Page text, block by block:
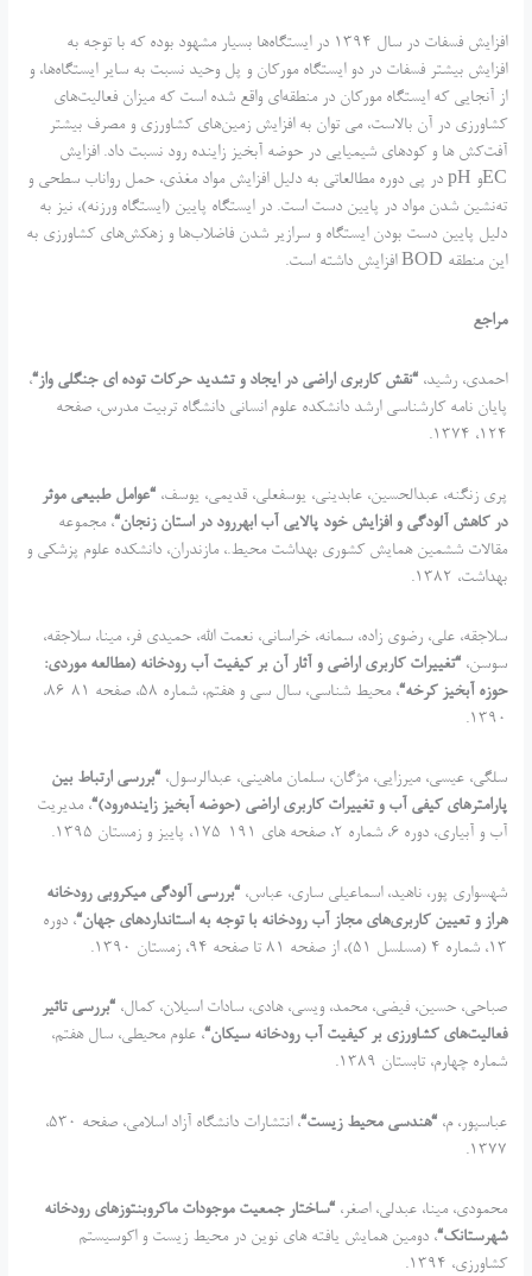
افزایش فسفات در سال 1394 در ایستگاه‌ها بسیار مشهود بوده که با توجه به
افزایش بیشتر فسفات در دو ایستگاه مورکان و پل وحید نسبت به سایر ایستگاه‌ها، و
از آنجایی که ایستگاه مورکان در منطقه‌ای واقع شده است که میزان فعالیت‌های
کشاورزی در آن بالاست، می توان به افزایش زمین‌های کشاورزی و مصرف بیشتر
آفت‌کش ها و کودهای شیمیایی در حوضه آبخیز زاینده رود نسبت داد. افزایش
ECو pH در پی دوره مطالعاتی به دلیل افزایش مواد مغذی، حمل رواناب سطحی و
ته‌نشین شدن مواد در پایین دست است. در ایستگاه پایین (ایستگاه ورزنه)، نیز به
دلیل پایین دست بودن ایستگاه و سرازیر شدن فاضلاب‌ها و زهکش‌های کشاورزی به
این منطقه BOD افزایش داشته است.
مراجع
احمدی، رشید،“نقش کاربری اراضی در ایجاد و تشدید حرکات توده ای جنگلی واز“،
پایان نامه کارشناسی ارشد دانشکده علوم انسانی دانشگاه تربیت مدرس، صفحه
124، 1374.
پری زنگنه، عبدالحسین، عابدینی، یوسفعلی، قدیمی، یوسف،“عوامل طبیعی موثر
در کاهش آلودگی و افزایش خود پالایی آب ابهررود در استان زنجان“، مجموعه
مقالات ششمین همایش کشوری بهداشت محیط.، مازندران، دانشکده علوم پزشکی و
بهداشت، 1382.
سلاجقه، علی، رضوی زاده، سمانه، خراسانی، نعمت الله، حمیدی فر، مینا، سلاجقه،
سوسن،“تغییرات کاربری اراضی و آثار آن بر کیفیت آب رودخانه(مطالعه موردی:
حوزه آبخیز کرخه“
، محیط شناسی، سال سی و هفتم، شماره 58، صفحه 81-86،
1390.
سلگی، عیسی، میرزایی، مژگان، سلمان ماهینی، عبدالرسول،“بررسی ارتباط بین
پارامترهای کیفی آب و تغییرات کاربری اراضی(حوضه آبخیز زاینده‌رود)
“، مدیریت
آب و آبیاری، دوره 6، شماره 2، صفحه های 191-175، پاییز و زمستان 1395.
شهسواری پور، ناهید، اسماعیلی ساری، عباس،“بررسی آلودگی میکروبی رودخانه
هراز و تعیین کاربری‌های مجاز آب رودخانه با توجه به استانداردهای جهان“، دوره
13، شماره 4 (مسلسل 51)، از صفحه 81 تا صفحه 94، زمستان 1390.
صباحی، حسین، فیضی، محمد، ویسی، هادی، سادات اسیلان، کمال،“بررسی تاثیر
فعالیت‌های کشاورزی بر کیفیت آب رودخانه سیکان“، علوم محیطی، سال هفتم،
شماره چهارم، تابستان 1389.
عباسپور، م،“هندسی محیط زیست“
، انتشارات دانشگاه آزاد اسلامی، صفحه 530،
1377.
محمودی، مینا، عبدلی، اصغر،“ساختار جمعیت موجودات ماکروبنتوزهای رودخانه
شهرستانک“، دومین همایش یافته های نوین در محیط زیست و اکوسیستم
کشاورزی، 1394.